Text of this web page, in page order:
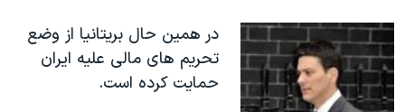
در همين حال بریتانیا از وضع
تحریم های مالی علیه ایران
حمایت کرده است.